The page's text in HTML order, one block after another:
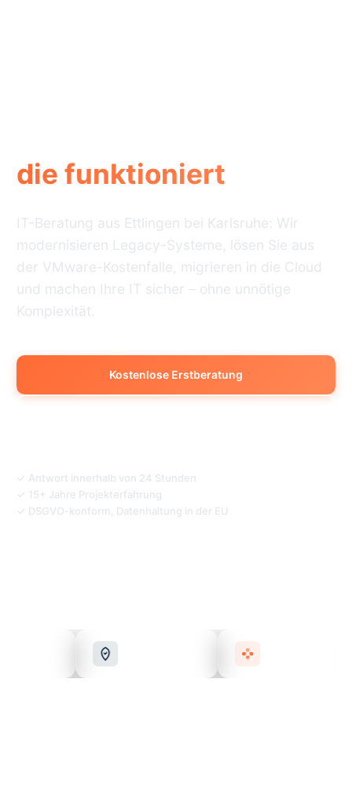
die funktioniert
IT-Beratung aus Ettlingen bei Karlsruhe: Wir
modernisieren Legacy-Systeme, lösen Sie aus
der VMware-Kostenfalle, migrieren in die Cloud
und machen Ihre IT sicher – ohne unnötige
Komplexität.
Kostenlose Erstberatung
✓ Antwort innerhalb von 24 Stunden
✓ 15+ Jahre Projekterfahrung
✓ DSGVO-konform, Datenhaltung in der EU
Netzwerk-Security Microsoft 365